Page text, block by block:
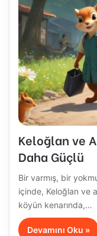
Keloğlan ve
Daha Güçlü
Bir varmış, bir
içinde, Keloğlan ve
köyün kenarında,…
Devamını Oku »